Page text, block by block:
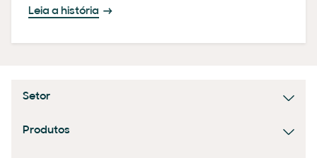
Leia a história
Setor
Produtos